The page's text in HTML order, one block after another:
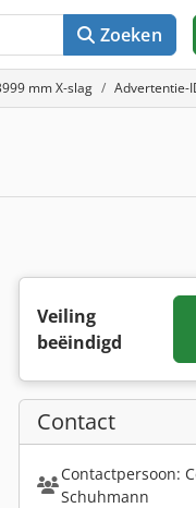
Zoeken
mm X-slag Advertentie-
Veiling
beëindigd
Contact
Contactpersoon:
Schuhmann